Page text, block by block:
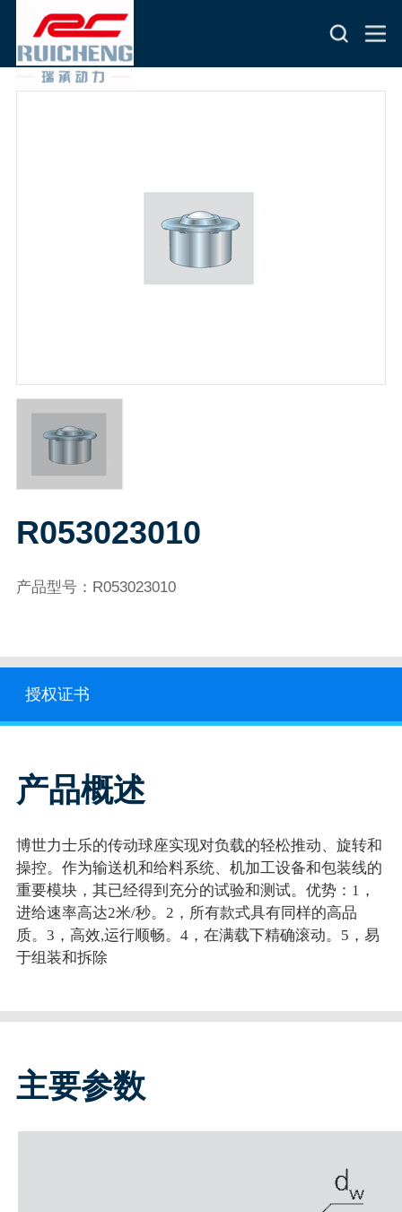
R053023010
产品型号：R053023010
授权证书
产品概述
博世力士乐的传动球座实现对负载的轻松推动、旋转和
操控。作为输送机和给料系统、机加工设备和包装线的
重要模块，其已经得到充分的试验和测试。优势：1，
进给速率高达2米/秒。2，所有款式具有同样的高品
质。3，高效,运行顺畅。4，在满载下精确滚动。5，易
于组装和拆除
主要参数